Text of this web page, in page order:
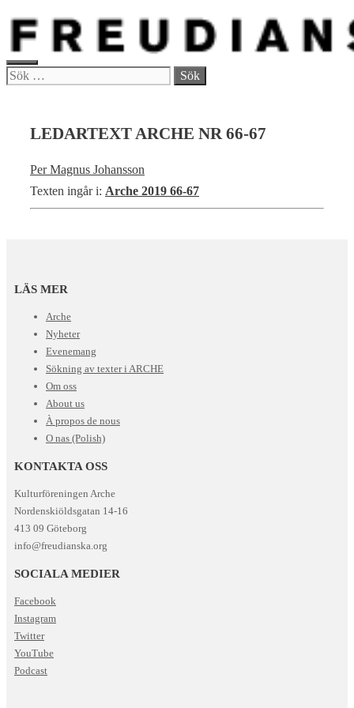
Hoppa
innehåll
MENY
Sök
LEDARTEXT ARCHE NR 66-67
Per Magnus Johansson
Texten ingår i: Arche 2019 66-67
LÄS MER
Arche
Nyheter
Evenemang
Sökning av texter i ARCHE
Om oss
About us
À propos de nous
O nas (Polish)
KONTAKTA OSS
Kulturföreningen Arche
Nordenskiöldsgatan 14-16
413 09 Göteborg
info@freudianska.org
SOCIALA MEDIER
Facebook
Instagram
Twitter
YouTube
Podcast